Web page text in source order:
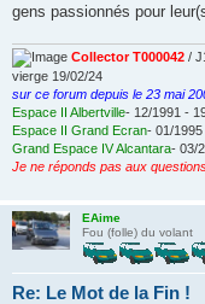
gens passionnés pour
Collector T000042 /
vierge 19/02/24
sur ce forum depuis le 23 mai
Espace II Albertville- 12/1991 -
Espace II Grand Ecran- 01/
Grand Espace IV Alcantara- 03/
Je ne réponds pas aux
EAime
Fou (folle) du volant
Re: Le Mot de la Fin !